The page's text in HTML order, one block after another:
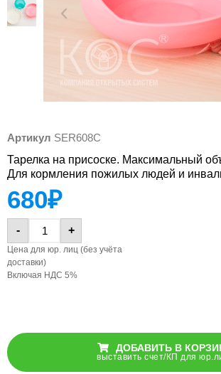
Артикул SER608C
Тарелка на присоске. Максимальный
Для кормления пожилых людей и
680₽
- +
Цена для юр. лиц (без учёта
доставки)
Включая НДС 5%
ДОБАВИТЬ В
выставить счет/КП для